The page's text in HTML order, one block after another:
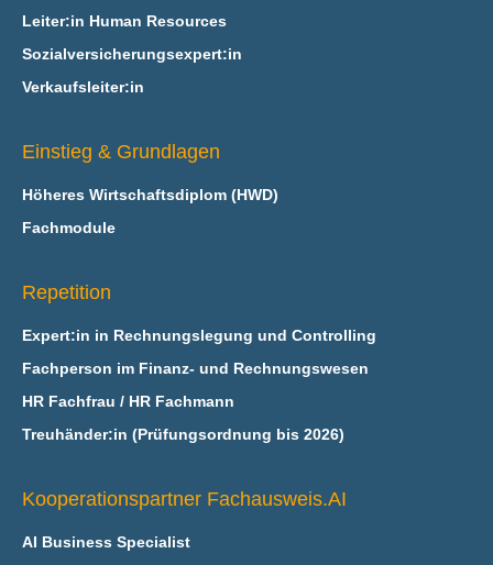
Leiter:in Human Resources
Sozialversicherungsexpert:in
Verkaufsleiter:in
Einstieg & Grundlagen
Höheres Wirtschaftsdiplom (HWD)
Fachmodule
Repetition
Expert:in in Rechnungslegung und Controlling
Fachperson im Finanz- und Rechnungswesen
HR Fachfrau / HR Fachmann
Treuhänder:in (Prüfungsordnung bis 2026)
Kooperationspartner Fachausweis.AI
AI Business Specialist